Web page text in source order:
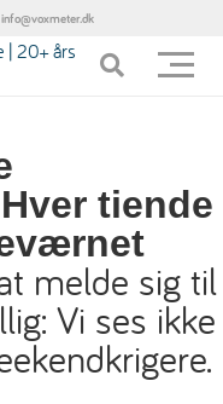
info@voxmeter.dk
tiende
melde sig til
Vi ses ikke